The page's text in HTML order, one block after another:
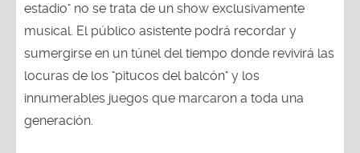
estadio" no se trata de un show exclusivamente
musical. El público asistente podrá recordar y
sumergirse en un túnel del tiempo donde revivirá las
locuras de los "pitucos del balcón" y los
innumerables juegos que marcaron a toda una
generación.